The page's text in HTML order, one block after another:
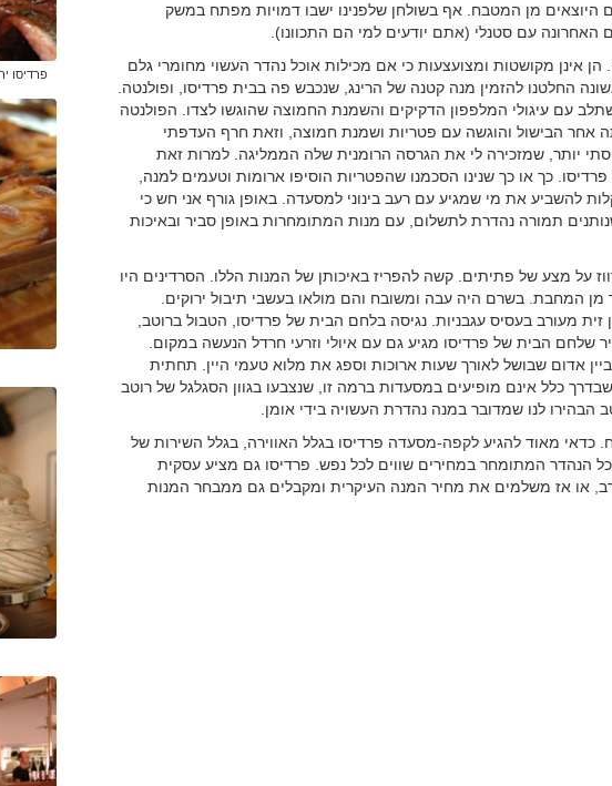
היוצאים מן המטבח. אף בשולחן שלפנינו ישבו דמויות מפתח במשק
האחרונה עם סטנלי (אתם יודעים למי הם התכוונו).
אינן מקושטות ומצועצעות כי אם מכילות אוכל נהדר העשוי מחומרי גלם
החלטנו להזמין מנה קטנה של הרינג, שנכבש פה בבית פרדיסו, ופולנטה.
עם עיגולי המלפפון הדקיקים והשמנת החמוצה שהוגשו לצדו. הפולנטה
אחר הבישול והוגשה עם פטריות ושמנת חמוצה, וזאת חרף העדפתי
יותר, שמזכירה לי את הגרסה הרומנית שלה הממליגה. למרות זאת
כך או כך שנינו הסכמנו שהפטריות הוסיפו ארומות וטעמים למנה,
והיא יכולה בקלות להשביע את מי שמגיע עם רעב בינוני למסעדה. באופן גורף אני חש כי
תמורה נהדרת לתשלום, עם מנות המתומחרות באופן סביר ובאיכות
על מצע של פתיתים. קשה להפריז באיכותן של המנות הללו. הסרדינים היו
מן המחבת. בשרם היה עבה ומשובח והם מולאו בעשבי תיבול ירוקים.
מעורב בעסיס עגבניות. נגיסה בלחם הבית של פרדיסו, הטבול ברוטב,
שלחם הבית של פרדיסו מגיע גם עם איולי וזרעי חרדל הנעשה במקום.
אדום שבושל לאורך שעות ארוכות וספג את מלוא טעמי היין. תחתית
כלל אינם מופיעים במסעדות ברמה זו, שנצבעו בגוון הסגלגל של רוטב
הבהירו לנו שמדובר במנה נהדרת העשויה בידי אומן.
כדאי מאוד להגיע לקפה-מסעדה פרדיסו בגלל האווירה, בגלל השירות של
הנהדר המתומחר במחירים שווים לכל נפש. פרדיסו גם מציע עסקית
בשעות הצהריים ואחרי 22:30 בערב, או אז משלמים את מחיר המנה העיקרית ומקבלים גם ממבחר המנות
פרדיסו